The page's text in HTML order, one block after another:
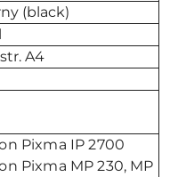
(black)
A4
Pixma IP 2700
Pixma MP 230, MP